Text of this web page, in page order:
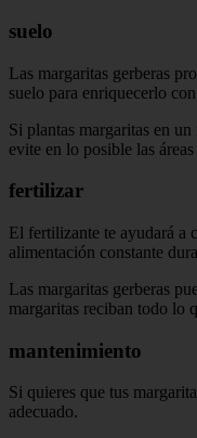
suelo
Las margaritas gerberas
suelo para enriquecerlo
Si plantas margaritas en
evite en lo posible las
fertilizar
El fertilizante te ayudará a
alimentación constante
Las margaritas gerberas
margaritas reciban todo lo
mantenimiento
Si quieres que tus
adecuado.